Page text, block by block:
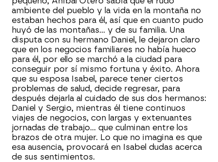
ambiente del pueblo y la vida en la montaña no
estaban hechos para él, así que en cuanto pudo
huyó de las montañas… y de su familia. Una
disputa con su hermano Daniel, le dejaron claro
que en los negocios familiares no había hueco
para él, por ello se marchó a la ciudad para
conseguir por sí mismo fortuna y éxito. Ahora
que su esposa Isabel, parece tener ciertos
problemas de salud, decide regresar, para
después dejarla al cuidado de sus dos hermanos:
Daniel y Sergio, mientras él tiene continuos
viajes de negocios, con largas y extenuantes
jornadas de trabajo… que culminan entre los
brazos de otra mujer. Lo que no imagina es que
esa ausencia, provocará en Isabel dudas acerca
de sus sentimientos.